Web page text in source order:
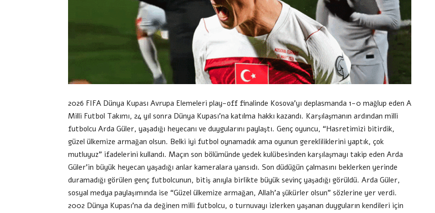
2026 FIFA Dünya Kupası Avrupa Elemeleri play-off finalinde Kosova’yı deplasmanda 1-0 mağlup eden A
Milli Futbol Takımı, 24 yıl sonra Dünya Kupası’na katılma hakkı kazandı. Karşılaşmanın ardından milli
futbolcu Arda Güler, yaşadığı heyecanı ve duygularını paylaştı. Genç oyuncu, “Hasretimizi bitirdik,
güzel ülkemize armağan olsun. Belki iyi futbol oynamadık ama oyunun gerekliliklerini yaptık, çok
mutluyuz” ifadelerini kullandı. Maçın son bölümünde yedek kulübesinden karşılaşmayı takip eden Arda
Güler’in büyük heyecan yaşadığı anlar kameralara yansıdı. Son düdüğün çalmasını beklerken yerinde
duramadığı görülen genç futbolcunun, bitiş anıyla birlikte büyük sevinç yaşadığı görüldü. Arda Güler,
sosyal medya paylaşımında ise “Güzel ülkemize armağan, Allah’a şükürler olsun” sözlerine yer verdi.
2002 Dünya Kupası’na da değinen milli futbolcu, o turnuvayı izlerken yaşanan duyguların kendileri için